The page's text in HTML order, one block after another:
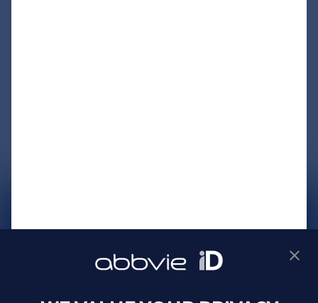
プライバシーポリシー